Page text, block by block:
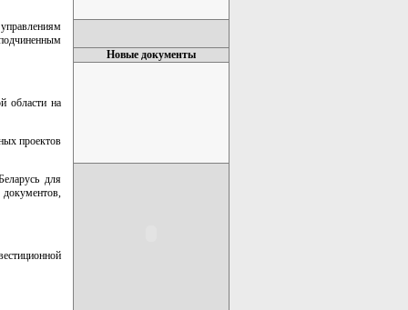
области на
проектов
для
Новые документы